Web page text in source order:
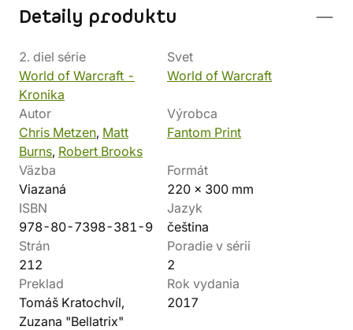
Detaily produktu
2. diel série
World of Warcraft -
Kronika
Svet
World of Warcraft
Autor
Chris Metzen, Matt
Burns, Robert Brooks
Výrobca
Fantom Print
Väzba
Viazaná
Formát
220 x 300 mm
ISBN
978-80-7398-381-9
Jazyk
čeština
Strán
212
Poradie v sérii
2
Preklad
Tomáš Kratochvíl,
Zuzana "Bellatrix"
Rok vydania
2017